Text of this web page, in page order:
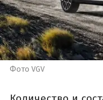
Фото VGV